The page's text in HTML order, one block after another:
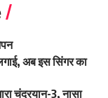
अब इस सिंगर का
चंद्रयान-3, नासा